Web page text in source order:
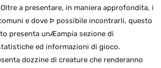
a presentare, in maniera approfondita, i
e dove Þ possibile incontrarli, questo
presenta unÆampia sezione di
ed informazioni di gioco.
dozzine di creature che renderanno